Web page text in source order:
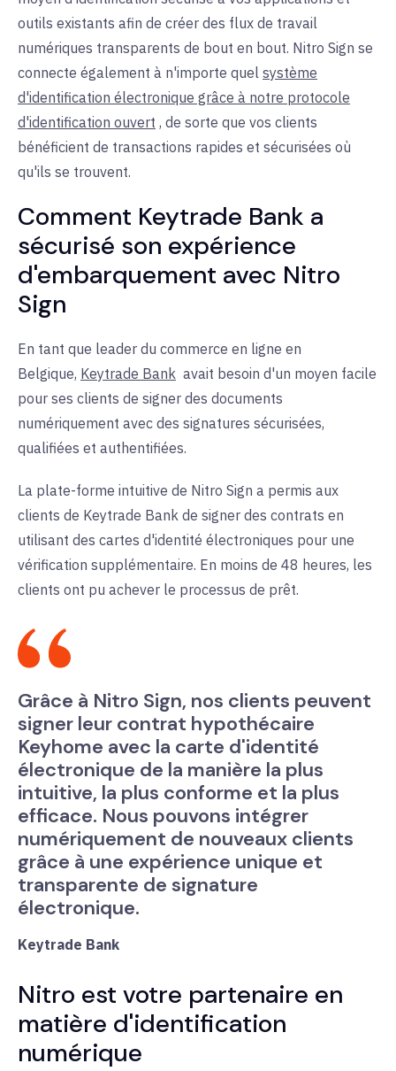
outils existants afin de créer des flux de travail
numériques transparents de bout en bout. Nitro Sign se
connecte également à n'importe quel système
d'identification électronique grâce à notre protocole
d'identification ouvert , de sorte que vos clients
bénéficient de transactions rapides et sécurisées où
qu'ils se trouvent.
Comment Keytrade Bank a
sécurisé son expérience
d'embarquement avec Nitro
Sign
En tant que leader du commerce en ligne en
Belgique, Keytrade Bank avait besoin d'un moyen facile
pour ses clients de signer des documents
numériquement avec des signatures sécurisées,
qualifiées et authentifiées.
La plate-forme intuitive de Nitro Sign a permis aux
clients de Keytrade Bank de signer des contrats en
utilisant des cartes d'identité électroniques pour une
vérification supplémentaire. En moins de 48 heures, les
clients ont pu achever le processus de prêt.
Grâce à Nitro Sign, nos clients peuvent
signer leur contrat hypothécaire
Keyhome avec la carte d'identité
électronique de la manière la plus
intuitive, la plus conforme et la plus
efficace. Nous pouvons intégrer
numériquement de nouveaux clients
grâce à une expérience unique et
transparente de signature
électronique.
Keytrade Bank
Nitro est votre partenaire en
matière d'identification
numérique